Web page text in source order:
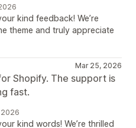
kind feedback! We’re
theme and truly appreciate
Mar 25, 2026
Shopify. The support is
fast.
2026
kind words! We’re thrilled